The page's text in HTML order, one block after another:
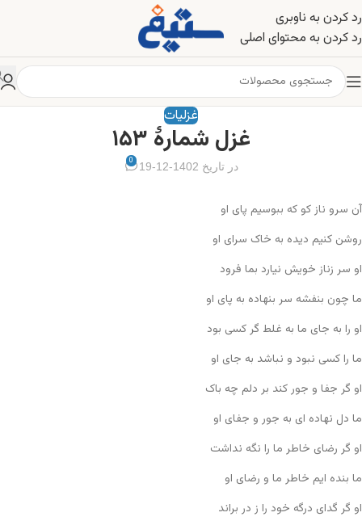
رد کردن به ناوبری
رد کردن به محتوای اصلی
غزلیات
غزل شمارهٔ ۱۵۳
در تاریخ 1402-12-19 0
آن سرو ناز کو که ببوسیم پای او
روشن کنیم دیده به خاک سرای او
او سر زناز خویش نیارد بما فرود
ما چون بنفشه سر بنهاده به پای او
او را به جای ما به غلط گر کسی بود
ما را کسی نبود و نباشد به جای او
او گر جفا و جور کند بر دلم چه باک
ما دل نهاده ای به جور و جفای او
او گر رضای خاطر ما را نگه نداشت
ما بنده ایم خاطر ما و رضای او
او گر گدای درگه خود را ز در براند